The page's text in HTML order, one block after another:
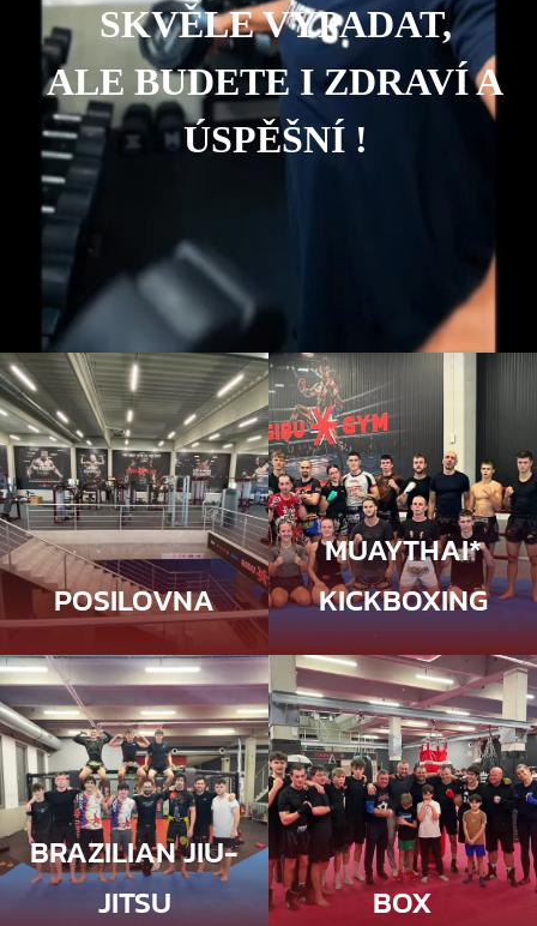
SKVĚLE VYPADAT,
ALE BUDETE I ZDRAVÍ A
ÚSPĚŠNÍ !
POSILOVNA
MUAYTHAI*
KICKBOXING
BRAZILIAN JIU-
JITSU
BOX